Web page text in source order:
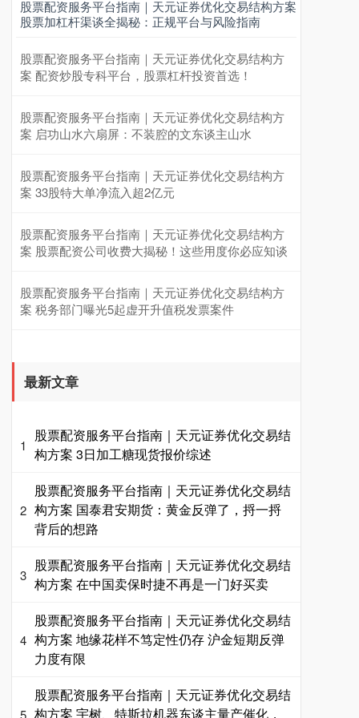
股票配资服务平台指南｜天元证券优化交易结构方案
股票加杠杆渠谈全揭秘：正规平台与风险指南
股票配资服务平台指南｜天元证券优化交易结构方
案 配资炒股专科平台，股票杠杆投资首选！
股票配资服务平台指南｜天元证券优化交易结构方
案 启功山水六扇屏：不装腔的文东谈主山水
股票配资服务平台指南｜天元证券优化交易结构方
案 33股特大单净流入超2亿元
股票配资服务平台指南｜天元证券优化交易结构方
案 股票配资公司收费大揭秘！这些用度你必应知谈
股票配资服务平台指南｜天元证券优化交易结构方
案 税务部门曝光5起虚开升值税发票案件
最新文章
1
股票配资服务平台指南｜天元证券优化交易结
构方案 3日加工糖现货报价综述
2
股票配资服务平台指南｜天元证券优化交易结
构方案 国泰君安期货：黄金反弹了，捋一捋
背后的想路
3
股票配资服务平台指南｜天元证券优化交易结
构方案 在中国卖保时捷不再是一门好买卖
4
股票配资服务平台指南｜天元证券优化交易结
构方案 地缘花样不笃定性仍存 沪金短期反弹
力度有限
5
股票配资服务平台指南｜天元证券优化交易结
构方案 宇树、特斯拉机器东谈主量产催化，